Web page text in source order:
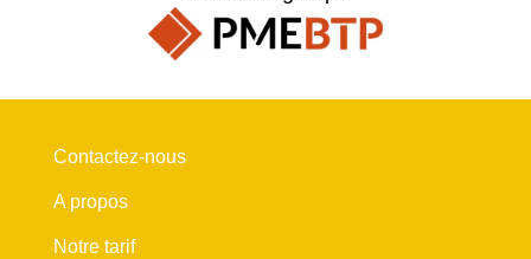
Contactez-nous
A propos
Notre tarif